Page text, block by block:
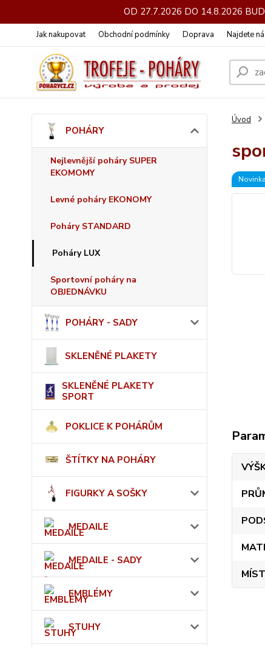
OD 27.7.2026 DO 14.8.2026
Jak nakupovat Obchodní podmínky Doprava Najdete
POHÁRY
Nejlevnější poháry SUPER
EKOMOMY
Levné poháry EKONOMY
Poháry STANDARD
Poháry LUX
Sportovní poháry na
OBJEDNÁVKU
POHÁRY - SADY
SKLENĚNÉ PLAKETY
SKLENĚNÉ PLAKETY
SPORT
POKLICE K POHÁRŮM
ŠTÍTKY NA POHÁRY
FIGURKY A SOŠKY
MEDAILE
MEDAILE - SADY
EMBLÉMY
STUHY
Úvod
Novinka